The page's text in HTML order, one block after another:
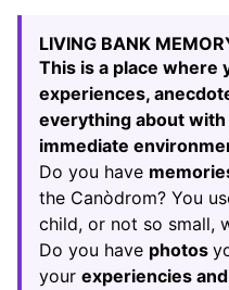
−
LIVING BANK
This is a place where
experiences,
everything about
immediate
Do you have
the Canòdrom? You
child, or not so small,
Do you have photos
your experiencies